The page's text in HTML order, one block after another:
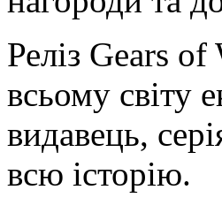
Реліз Gears
всьому світу
видавець,
всю історію.